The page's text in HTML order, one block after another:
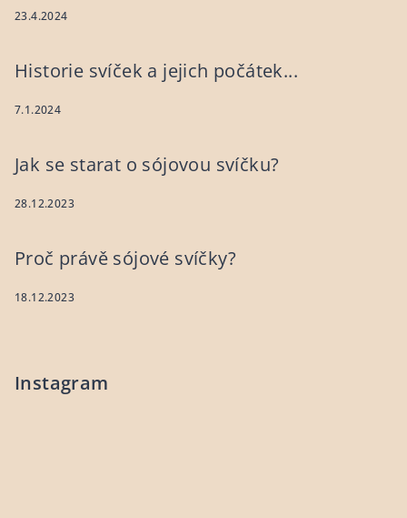
23.4.2024
Historie svíček a jejich počátek...
7.1.2024
Jak se starat o sójovou svíčku?
28.12.2023
Proč právě sójové svíčky?
18.12.2023
Instagram